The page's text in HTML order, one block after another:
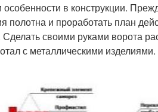
в конструкции.
полотна и проработать план
своими руками ворота
с металлическими изделиями.